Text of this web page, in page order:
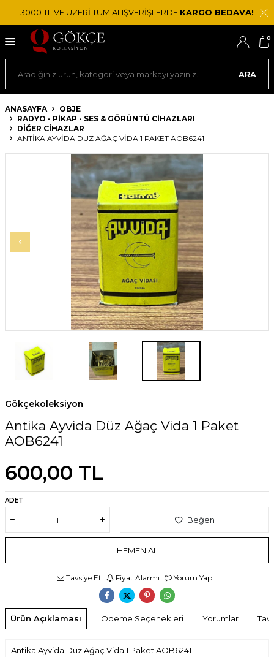
3000 TL VE ÜZERİ TÜM ALIŞVERİŞLERDE KARGO BEDAVA!
ARA
0
ANASAYFA
OBJE
RADYO - PIKAP - SES & GÖRÜNTÜ CIHAZLARI
DIĞER CIHAZLAR
ANTIKA AYVIDA DÜZ AĞAÇ VIDA 1 PAKET AOB6241
Gökçekoleksiyon
Antika Ayvida Düz Ağaç Vida 1 Paket
AOB6241
600,00 TL
ADET
Beğen
HEMEN AL
Tavsiye Et Fiyat Alarmı Yorum Yap
Ürün Açıklaması Ödeme Seçenekleri Yorumlar
Antika Ayvida Düz Ağaç Vida 1 Paket AOB6241